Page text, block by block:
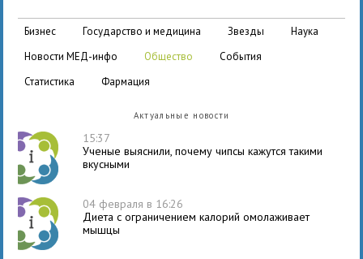
бизнес государство и медицина звезды
наука
новости МЕД-инфо
общество
события
статистика
фармация
Актуальные новости
15:37
Ученые выяснили, почему чипсы кажутся такими
вкусными
04 февраля в 16:26
Диета с ограничением калорий омолаживает
мышцы